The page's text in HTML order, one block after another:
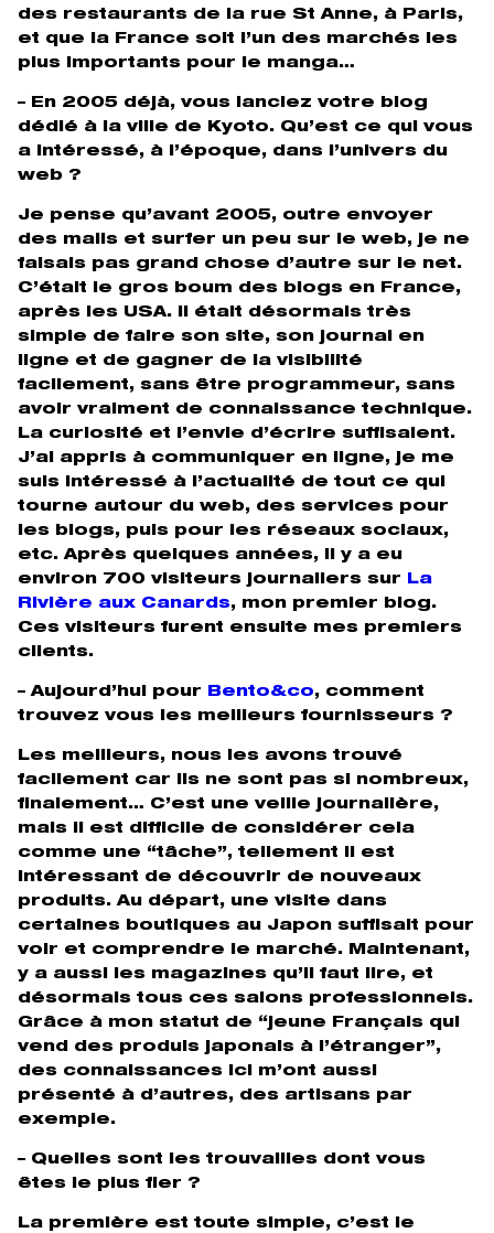
des restaurants de la rue St Anne, à Paris,
et que la France soit l’un des marchés les
plus importants pour le manga…
– En 2005 déjà, vous lanciez votre blog
dédié à la ville de Kyoto. Qu’est ce qui vous
a intéressé, à l’époque, dans l’univers du
web ?
Je pense qu’avant 2005, outre envoyer
des mails et surfer un peu sur le web, je ne
faisais pas grand chose d’autre sur le net.
C’était le gros boum des blogs en France,
après les USA. Il était désormais très
simple de faire son site, son journal en
ligne et de gagner de la visibilité
facilement, sans être programmeur, sans
avoir vraiment de connaissance technique.
La curiosité et l’envie d’écrire suffisaient.
J’ai appris à communiquer en ligne, je me
suis intéressé à l’actualité de tout ce qui
tourne autour du web, des services pour
les blogs, puis pour les réseaux sociaux,
etc. Après quelques années, il y a eu
environ 700 visiteurs journaliers sur La
Rivière aux Canards, mon premier blog.
Ces visiteurs furent ensuite mes premiers
clients.
– Aujourd’hui pour Bento&co, comment
trouvez vous les meilleurs fournisseurs ?
Les meilleurs, nous les avons trouvé
facilement car ils ne sont pas si nombreux,
finalement… C’est une veille journalière,
mais il est difficile de considérer cela
comme une “tâche”, tellement il est
intéressant de découvrir de nouveaux
produits. Au départ, une visite dans
certaines boutiques au Japon suffisait pour
voir et comprendre le marché. Maintenant,
y a aussi les magazines qu’il faut lire, et
désormais tous ces salons professionnels.
Grâce à mon statut de “jeune Français qui
vend des produis japonais à l’étranger”,
des connaissances ici m’ont aussi
présenté à d’autres, des artisans par
exemple.
– Quelles sont les trouvailles dont vous
êtes le plus fier ?
La première est toute simple, c’est le